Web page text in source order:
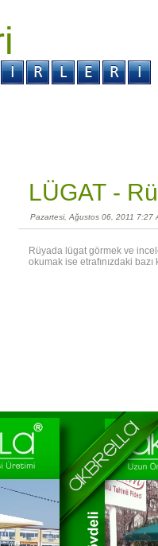
LÜGAT -
Pazartesi, Ağustos 06, 2011 7:27
Rüyada lügat görmek ve
okumak ise etrafınızdaki